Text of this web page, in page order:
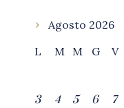
Agosto 2026
L
M M G V
3
4 5 6 7